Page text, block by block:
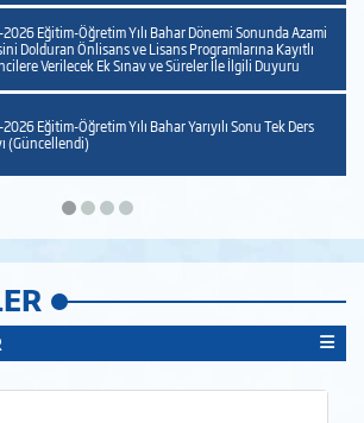
Eğitim-Öğretim Yılı Bahar Dönemi Sonunda Azami
Dolduran Önlisans ve Lisans Programlarına Kayıtlı
Verilecek Ek Sınav ve Süreler İle İlgili Duyuru
Eğitim-Öğretim Yılı Bahar Yarıyılı Sonu Tek Ders
(Güncellendi)